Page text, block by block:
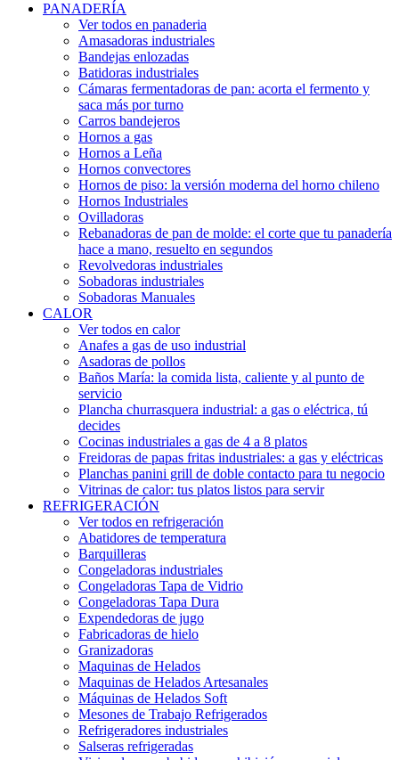
PANADERÍA
Ver todos en panaderia
Amasadoras industriales
Bandejas enlozadas
Batidoras industriales
Cámaras fermentadoras de pan: acorta el fermento y
saca más por turno
Carros bandejeros
Hornos a gas
Hornos a Leña
Hornos convectores
Hornos de piso: la versión moderna del horno chileno
Hornos Industriales
Ovilladoras
Rebanadoras de pan de molde: el corte que tu panadería
hace a mano, resuelto en segundos
Revolvedoras industriales
Sobadoras industriales
Sobadoras Manuales
CALOR
Ver todos en calor
Anafes a gas de uso industrial
Asadoras de pollos
Baños María: la comida lista, caliente y al punto de
servicio
Plancha churrasquera industrial: a gas o eléctrica, tú
decides
Cocinas industriales a gas de 4 a 8 platos
Freidoras de papas fritas industriales: a gas y eléctricas
Planchas panini grill de doble contacto para tu negocio
Vitrinas de calor: tus platos listos para servir
REFRIGERACIÓN
Ver todos en refrigeración
Abatidores de temperatura
Barquilleras
Congeladoras industriales
Congeladoras Tapa de Vidrio
Congeladoras Tapa Dura
Expendedoras de jugo
Fabricadoras de hielo
Granizadoras
Maquinas de Helados
Maquinas de Helados Artesanales
Máquinas de Helados Soft
Mesones de Trabajo Refrigerados
Refrigeradores industriales
Salseras refrigeradas